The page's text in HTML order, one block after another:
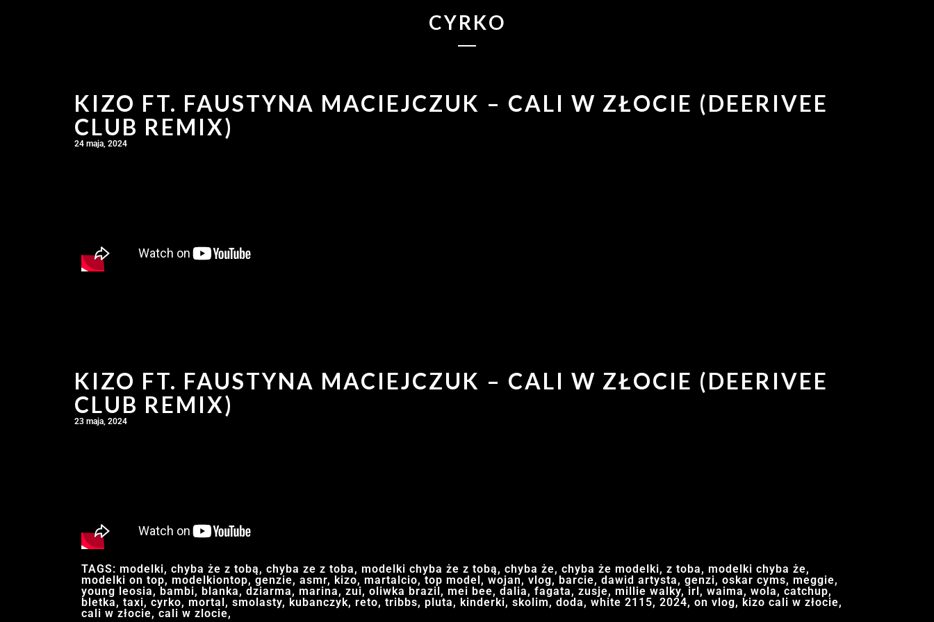
CYRKO
KIZO FT. FAUSTYNA MACIEJCZUK – CALI W ZŁOCIE (DEERIVEE
CLUB REMIX)
24 maja, 2024
KIZO FT. FAUSTYNA MACIEJCZUK – CALI W ZŁOCIE (DEERIVEE
CLUB REMIX)
23 maja, 2024
TAGS: modelki, chyba że z tobą, chyba ze z toba, modelki chyba że z tobą, chyba że, chyba że modelki, z toba, modelki chyba że,
modelki on top, modelkiontop, genzie, asmr, kizo, martalcio, top model, wojan, vlog, barcie, dawid artysta, genzi, oskar cyms, meggie,
young leosia, bambi, blanka, dziarma, marina, zui, oliwka brazil, mei bee, dalia, fagata, zusje, millie walky, irl, waima, wola, catchup,
bletka, taxi, cyrko, mortal, smolasty, kubanczyk, reto, tribbs, pluta, kinderki, skolim, doda, white 2115, 2024, on vlog, kizo cali w złocie,
cali w złocie, cali w zlocie,